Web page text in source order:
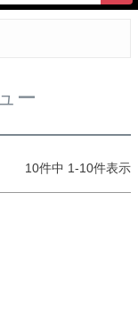
ー
10件中 1-10件表示